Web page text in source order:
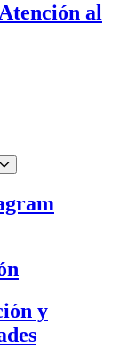
al
y